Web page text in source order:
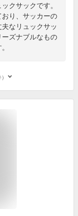
クサックです。
り、サッカーの
なリュックサッ
ズナブルなもの